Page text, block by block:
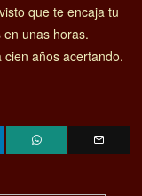
que te encaja tu
unas horas.
años acertando.